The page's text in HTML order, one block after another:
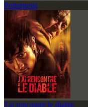
Poltergeist
J'ai rencontré le diable